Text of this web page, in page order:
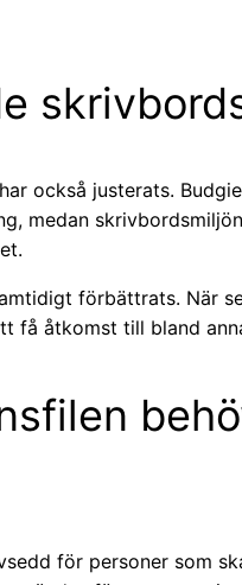
också justerats.
medan
förbättrats. När
få åtkomst till bland
för personer som